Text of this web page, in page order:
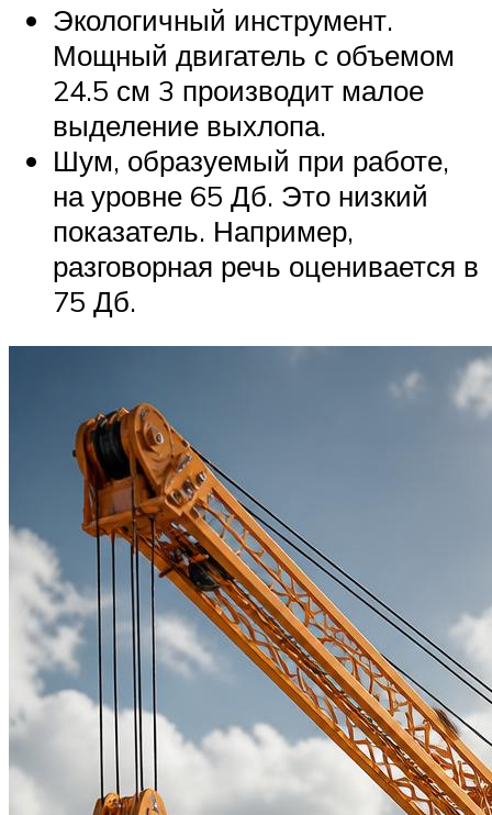
Экологичный инструмент.
Мощный двигатель с объемом
24.5 см 3 производит малое
выделение выхлопа.
Шум, образуемый при работе,
на уровне 65 Дб. Это низкий
показатель. Например,
разговорная речь оценивается в
75 Дб.